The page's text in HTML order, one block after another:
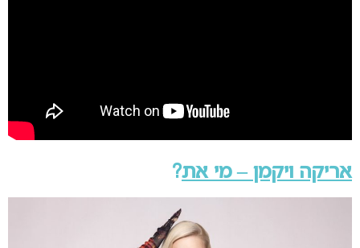
אריקה ויקמן – מי את?